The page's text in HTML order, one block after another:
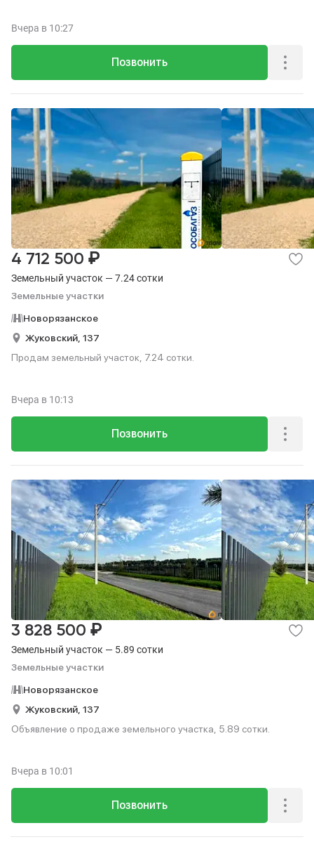
Позвонить
Вчера в 10:27
Земельный участок — 7.24 сотки
Земельные участки
4 712 500 ₽
Новорязанское
Жуковский, 137
Продам земельный участок, 7.24 сотки.
Позвонить
Вчера в 10:13
Земельный участок — 5.89 сотки
Земельные участки
3 828 500 ₽
Новорязанское
Жуковский, 137
Объявление о продаже земельного участка, 5.89 сотки.
Позвонить
Вчера в 10:01